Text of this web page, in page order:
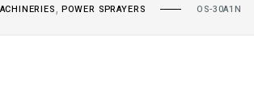
, POWER SPRAYERS OS-30A1N